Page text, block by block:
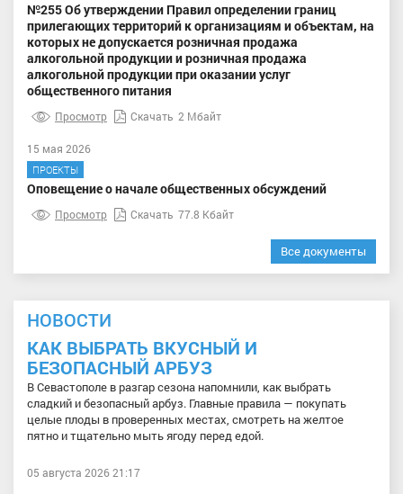
№255 Об утверждении Правил определении границ
прилегающих территорий к организациям и объектам, на
которых не допускается розничная продажа
алкогольной продукции и розничная продажа
алкогольной продукции при оказании услуг
общественного питания
Просмотр Скачать 2 Мбайт
15 мая 2026
ПРОЕКТЫ
Оповещение о начале общественных обсуждений
Просмотр Скачать 77.8 Кбайт
Все документы
НОВОСТИ
КАК ВЫБРАТЬ ВКУСНЫЙ И
БЕЗОПАСНЫЙ АРБУЗ
В Севастополе в разгар сезона напомнили, как выбрать
сладкий и безопасный арбуз. Главные правила — покупать
целые плоды в проверенных местах, смотреть на желтое
пятно и тщательно мыть ягоду перед едой.
05 августа 2026 21:17